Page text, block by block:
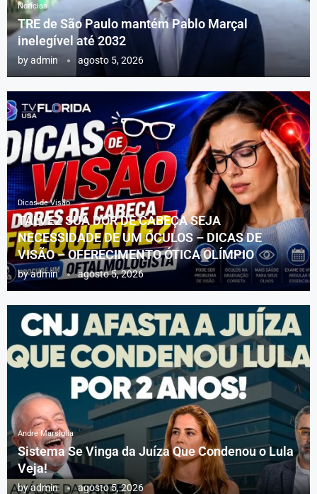
Notícias
TRE de São Paulo mantém Pablo Marçal
inelegível até 2032
byadmin agosto 5, 2026
Dicas de Visão
TALVEZ SUA DOR DE CABEÇA SEJA
NECESSIDADE DE UM ÓCULOS – DICAS DE
VISÃO – OFERECIMENTO ÓTICA OLÍMPIO
byadmin agosto 5, 2026
Andre Marsiglia
Sistema Se Vinga da Juíza Que Condenou o Lula
Veja!
byadmin agosto 5, 2026